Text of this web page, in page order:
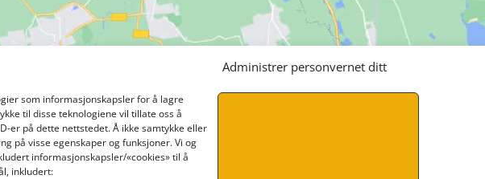
Administrer personvernet ditt
som informasjonskapsler for å lagre
til disse teknologiene vil tillate oss å
er på dette nettstedet. Å ikke samtykke eller
på visse egenskaper og funksjoner. Vi og
informasjonskapsler/«cookies» til å
inkludert: